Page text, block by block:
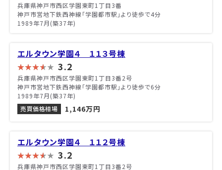
兵庫県神戸市西区学園東町1丁目3番
神戸市営地下鉄西神線「学園都市駅」より徒歩で4分
1989年7月(築37年)
エルタウン学園４ １１３号棟
3.2
兵庫県神戸市西区学園東町1丁目3番2号
神戸市営地下鉄西神線「学園都市駅」より徒歩で6分
1989年7月(築37年)
売買価格相場
1,146万円
エルタウン学園４ １１２号棟
3.2
兵庫県神戸市西区学園東町1丁目3番2号